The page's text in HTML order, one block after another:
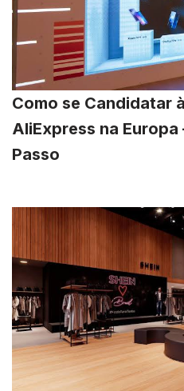
Como se Candidatar
AliExpress na
Passo